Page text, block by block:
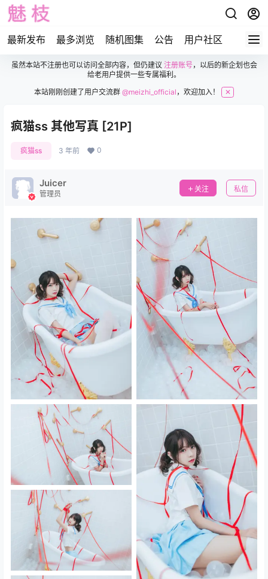
最新发布 最多浏览 随机图集 公告 用户社区
虽然本站不注册也可以访问全部内容，但仍建议 注册账号，以后的新企划也会
给老用户提供一些专属福利。
本站刚刚创建了用户交流群@meizhi_official ，欢迎加入！ ✕
疯猫ss 其他写真 [21P]
疯猫ss 3 年前 0
Juicer
管理员
关注 私信